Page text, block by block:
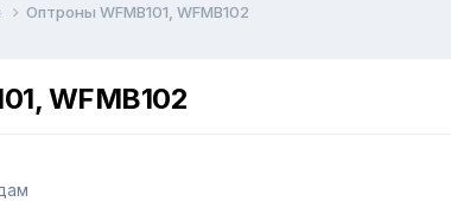
Оптроны WFMB101, WFMB102
WFMB102